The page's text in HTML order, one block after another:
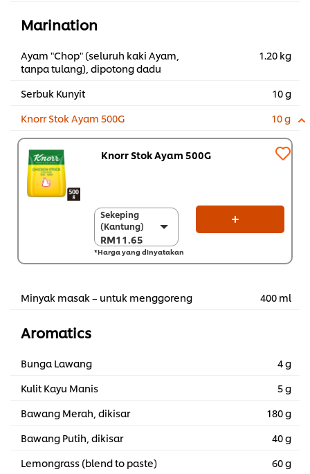
Marination
Ayam "Chop" (seluruh kaki Ayam,
tanpa tulang), dipotong dadu
1.20 kg
Serbuk Kunyit
10 g
Knorr Stok Ayam 500G
10 g
Knorr Stok Ayam 500G
Sekeping
(Kantung)
RM11.65
Sekeping
(Kantung)
RM11.65
Sekarton (12 x 500
*Harga yang dinyatakan
Minyak masak – untuk menggoreng 400 ml
Aromatics
Bunga Lawang
4 g
Kulit Kayu Manis
5 g
Bawang Merah, dikisar
180 g
Bawang Putih, dikisar
40 g
Lemongrass (blend to paste)
60 g